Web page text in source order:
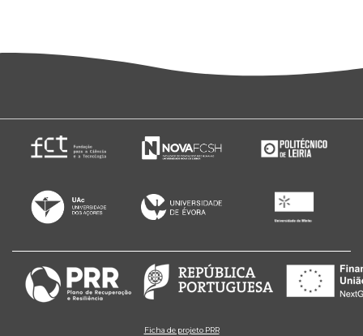
Ficha de projeto PRR